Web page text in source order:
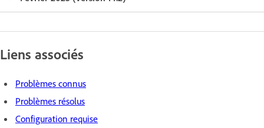
Liens associés
Problèmes connus
Problèmes résolus
Configuration requise